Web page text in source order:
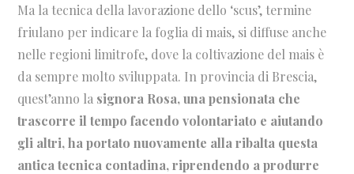
Ma la tecnica della lavorazione dello ‘scus’, termine
friulano per indicare la foglia di mais, si diffuse anche
nelle regioni limitrofe, dove la coltivazione del mais è
da sempre molto sviluppata. In provincia di Brescia,
quest’anno la signora Rosa, una pensionata che
trascorre il tempo facendo volontariato e aiutando
gli altri, ha portato nuovamente alla ribalta questa
antica tecnica contadina, riprendendo a produrre